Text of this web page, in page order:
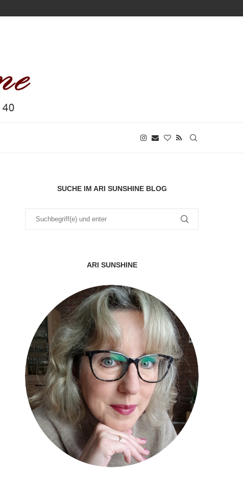
SUCHE IM ARI SUNSHINE BLOG
ARI SUNSHINE